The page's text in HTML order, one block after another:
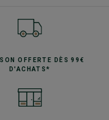
OFFERTE
DÈS 99€
D'ACHATS*